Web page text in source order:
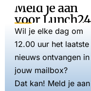
Meld je aan
voor Lunch24
Wil je elke dag om
12.00 uur het laatste
nieuws ontvangen in
jouw mailbox?
Dat kan! Meld je aan